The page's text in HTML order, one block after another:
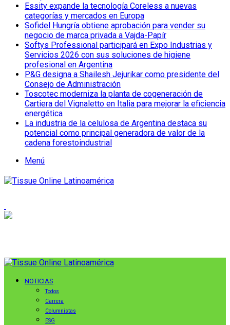
Essity expande la tecnología Coreless a nuevas
categorías y mercados en Europa
Sofidel Hungría obtiene aprobación para vender su
negocio de marca privada a Vajda-Papír
Softys Professional participará en Expo Industrias y
Servicios 2026 con sus soluciones de higiene
profesional en Argentina
P&G designa a Shailesh Jejurikar como presidente del
Consejo de Administración
Toscotec moderniza la planta de cogeneración de
Cartiera del Vignaletto en Italia para mejorar la eficiencia
energética
La industria de la celulosa de Argentina destaca su
potencial como principal generadora de valor de la
cadena forestoindustrial
Menú
NOTICIAS
Todos
Carrera
Columnistas
ESG